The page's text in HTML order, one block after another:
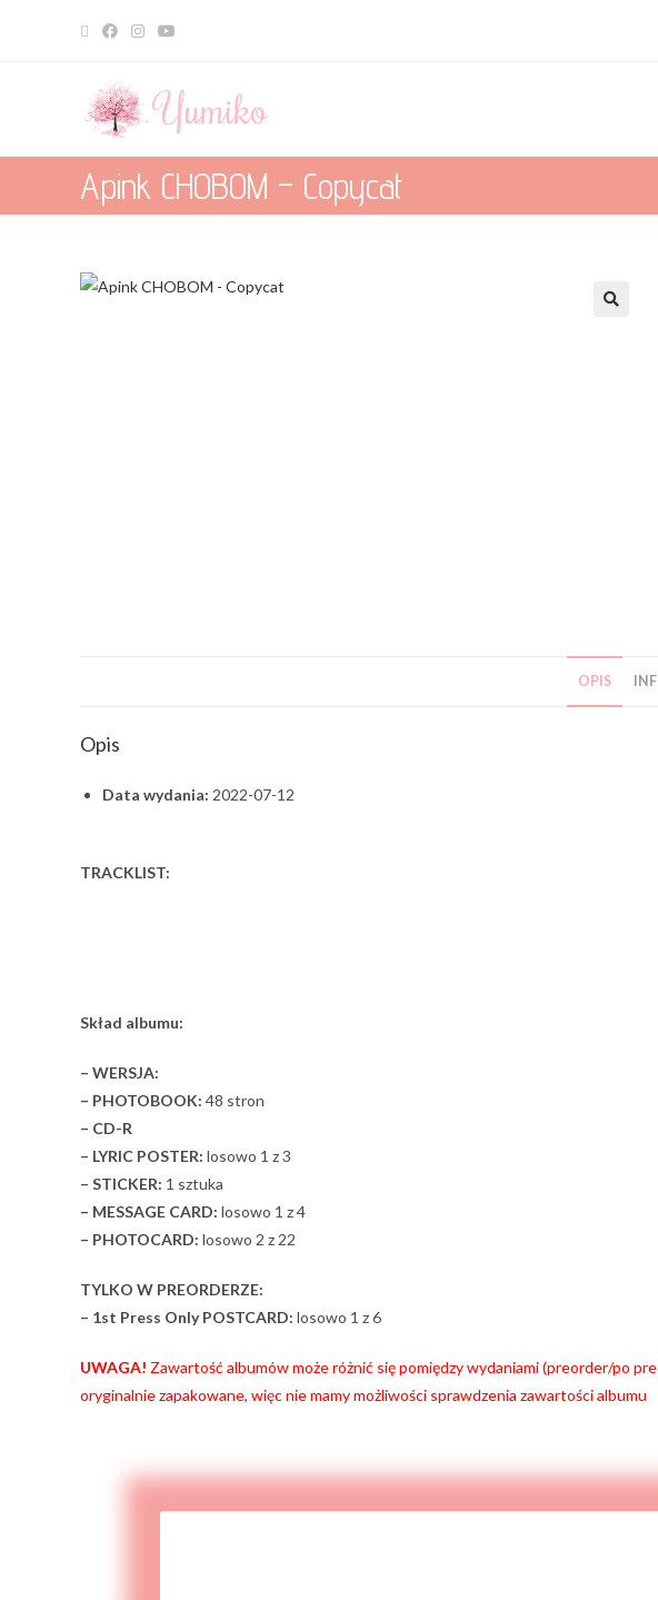
Apink CHOBOM – Copycat
OPIS
Opis
Data wydania: 2022-07-12
TRACKLIST:
Skład albumu:
– WERSJA:
– PHOTOBOOK: 48 stron
– CD-R
– LYRIC POSTER: losowo 1 z 3
– STICKER: 1 sztuka
– MESSAGE CARD: losowo 1 z 4
– PHOTOCARD: losowo 2 z 22
TYLKO W PREORDERZE:
– 1st Press Only POSTCARD: losowo 1 z 6
UWAGA! Zawartość albumów może różnić się pomiędzy wydaniami (preorder/po
oryginalnie zapakowane, więc nie mamy możliwości sprawdzenia zawartości albumu